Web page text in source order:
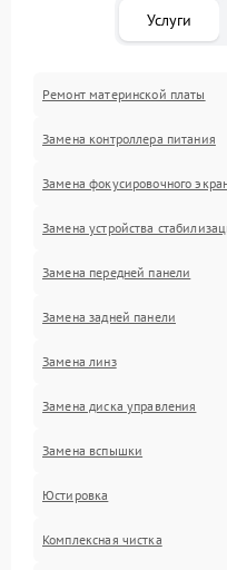
Услуги
Ремонт материнской платы
Замена контроллера питания
Замена фокусировочного
Замена устройства
Замена передней панели
Замена задней панели
Замена линз
Замена диска управления
Замена вспышки
Юстировка
Комплексная чистка